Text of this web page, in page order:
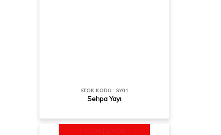
STOK KODU : SY01
Sehpa Yayı